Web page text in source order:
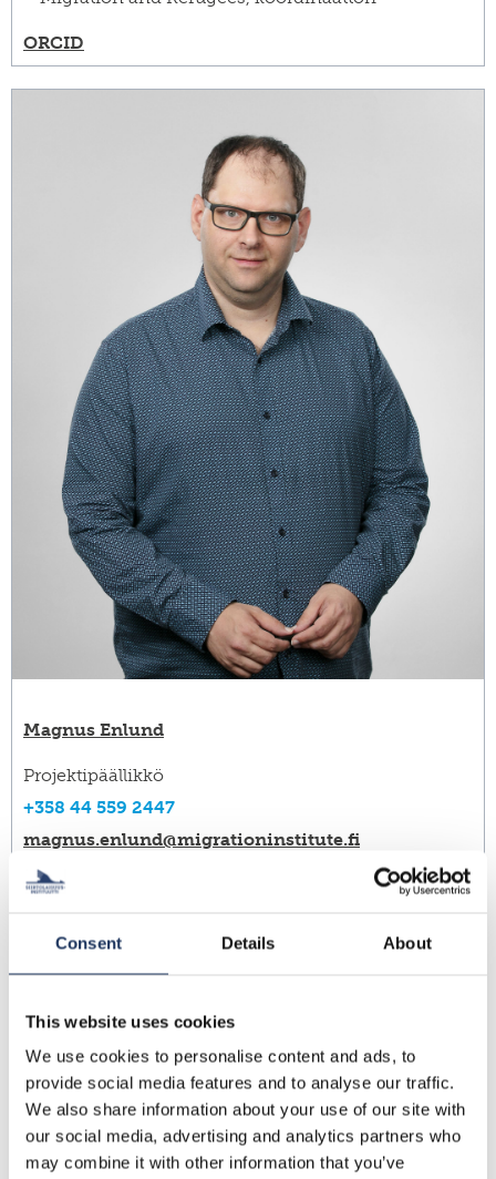
Consent Details About
This website uses cookies
We use cookies to personalise content and ads, to
provide social media features and to analyse our traffic.
We also share information about your use of our site with
our social media, advertising and analytics partners who
may combine it with other information that you’ve
ORCID
Magnus Enlund
Projektipäällikkö
+358 44 559 2447
magnus.enlund@​migrationinstitute.fi
FT